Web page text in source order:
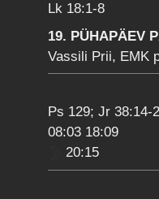
Lk 18:1-8
19. PÜHAPÄEV
Vassili Prii, EMK
Ps 129; Jr 38:14-
08:03 18:09
20:15